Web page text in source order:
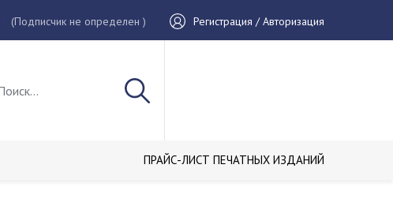
(Подписчик не определен ) Регистрация / Авторизация
ПРАЙС-ЛИСТ ПЕЧАТНЫХ ИЗДАНИЙ